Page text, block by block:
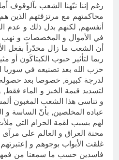
رغم إننا نبّهنا الشعب بآلوقوف
محاكمتهم مع مرتزقتهم الذين
أنفسهم, لكنهم بدل ذلك و عدم
في الأموال و المخصصات و نهب
أن الشعب ما زال مخدّراً بفعل
ربما لتأثير حبوب الكبتاكَون أو
حزب الله بعد تصنيعه في سوريا
لدرجة كبيرة, خصوصا بعد
لتسديد قيمة الخبز و الماء
و تناسى هذا الشعب المغبون
عباده المخلصين, بأنّ الساسة و
لهم بسبب لقمة الحرام التي
محنة العراق و العالم على
غلقت الأبواب بوجوهم و
فاسدين حسب ما سمعنا من